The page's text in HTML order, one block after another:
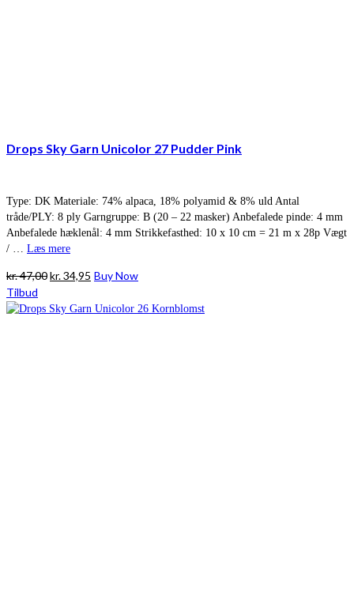
Drops Sky Garn Unicolor 27 Pudder Pink
Type: DK Materiale: 74% alpaca, 18% polyamid & 8% uld Antal
tråde/PLY: 8 ply Garngruppe: B (20 – 22 masker) Anbefalede pinde: 4 mm
Anbefalede hæklenål: 4 mm Strikkefasthed: 10 x 10 cm = 21 m x 28p Vægt
/ … Læs mere
kr.47,00Den
pris
kr.34,95 Den
pris
Buy Now
Tilbud